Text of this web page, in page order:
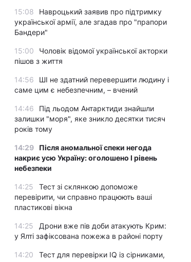
15:08
Навроцький заявив про підтримку
української армії, але згадав про "прапори
Бандери"
15:00
Чоловік відомої української акторки
пішов з життя
14:56
ШІ не здатний перевершити людину і
саме цим є небезпечним, – вчений
14:46
Під льодом Антарктиди знайшли
залишки "моря", яке зникло десятки тисяч
років тому
14:29
Після аномальної спеки негода
накриє усю Україну: оголошено І рівень
небезпеки
14:25
Тест зі склянкою допоможе
перевірити, чи справно працюють ваші
пластикові вікна
14:25
Дрони вже пів доби атакують Крим:
у Ялті зафіксована пожежа в районі порту
14:20
Тест для перевірки IQ із сірниками,